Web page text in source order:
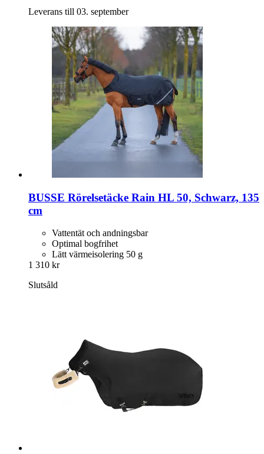
Leverans till 03. september
BUSSE Rörelsetäcke Rain HL 50, Schwarz, 135
cm
Vattentät och andningsbar
Optimal bogfrihet
Lätt värmeisolering 50 g
1 310 kr
Slutsåld